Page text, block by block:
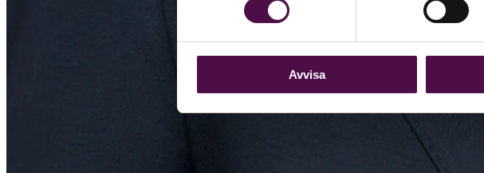
Avvisa